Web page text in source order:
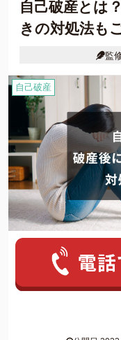
グリーン司法
自己破産とは
きの対処法も
監
自己破産